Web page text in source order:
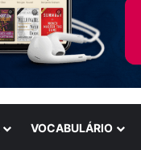
VOCABULÁRIO